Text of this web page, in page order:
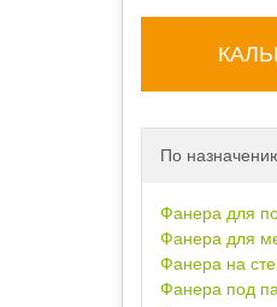
По
Фанера для
Фанера для
Фанера на
Фанера под